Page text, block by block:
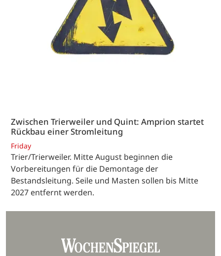
Zwischen Trierweiler und Quint: Amprion startet
Rückbau einer Stromleitung
Friday
Trier/Trierweiler. Mitte August beginnen die
Vorbereitungen für die Demontage der
Bestandsleitung. Seile und Masten sollen bis Mitte
2027 entfernt werden.